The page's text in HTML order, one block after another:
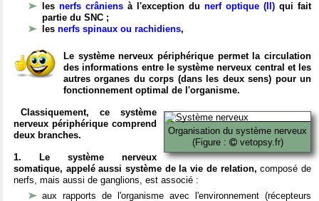
les nerfs crâniens à l'exception du nerf optique (II) qui fait
partie du SNC ;
les nerfs spinaux ou rachidiens,
Le système nerveux périphérique permet la circulation
des informations entre le système nerveux central et les
autres organes du corps (dans les deux sens) pour un
fonctionnement optimal de l'organisme.
Organisation du système nerveux
(Figure :
vetopsy.fr)
Classiquement, ce système
nerveux périphérique comprend
deux branches.
1. Le système nerveux
somatique, appelé aussi système de la vie de relation, composé de
nerfs, mais aussi de ganglions, est associé :
aux rapports de l'organisme avec l'environnement (récepteurs